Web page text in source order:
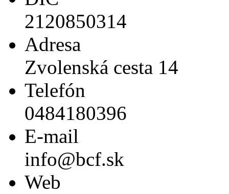
2120850314
Adresa
Zvolenská cesta 14
Telefón
0484180396
E-mail
info@bcf.sk
Web